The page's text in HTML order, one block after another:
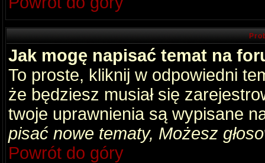
Jak mogę napisać temat na
To proste, kliknij w odpowiedni
że będziesz musiał się
twoje uprawnienia są wypisane
pisać nowe tematy, Możesz
Powrót do góry